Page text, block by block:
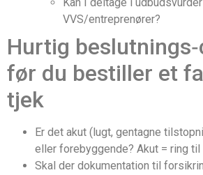
Kan I deltage i
VVS/entreprenører?
Hurtig
før du bestiller et
tjek
Er det akut (lugt, gentagne
eller forebyggende? Akut = ring til
Skal der dokumentation til